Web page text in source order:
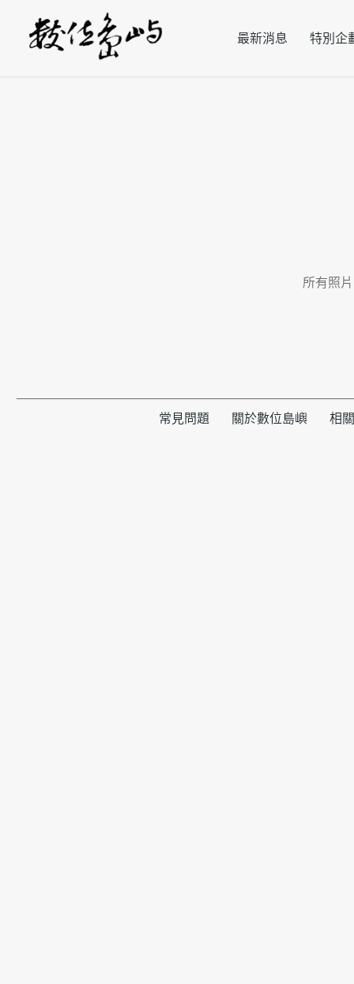
最新消息 特別企
所有照片
常見問題 關於數位島嶼 相